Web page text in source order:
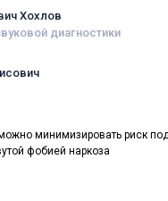
Хохлов
диагностики
минимизировать риск
фобией наркоза